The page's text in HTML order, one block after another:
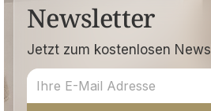
Newsletter
Jetzt zum kostenlosen